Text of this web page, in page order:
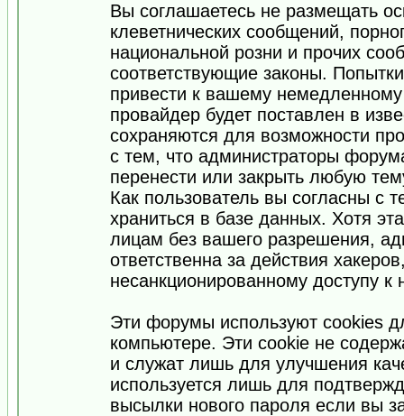
Вы соглашаетесь не размещать
клеветнических сообщений,
национальной розни и прочих
соответствующие законы.
привести к вашему
провайдер будет поставлен в
сохраняются для возможности
с тем, что администраторы
перенести или закрыть любую
Как пользователь вы согласны с
храниться в базе данных. Хотя
лицам без вашего разрешения,
ответственна за действия
несанкционированному доступу к
Эти форумы используют cookies
компьютере. Эти cookie не
и служат лишь для улучшения
используется лишь для
высылки нового пароля если вы